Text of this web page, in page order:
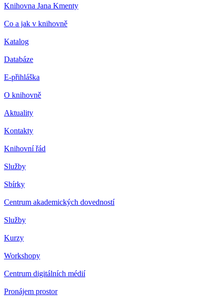
Knihovna Jana Kmenty
Co a jak v knihovně
Katalog
Databáze
E-přihláška
O knihovně
Aktuality
Kontakty
Knihovní řád
Služby
Sbírky
Centrum akademických dovedností
Služby
Kurzy
Workshopy
Centrum digitálních médií
Pronájem prostor